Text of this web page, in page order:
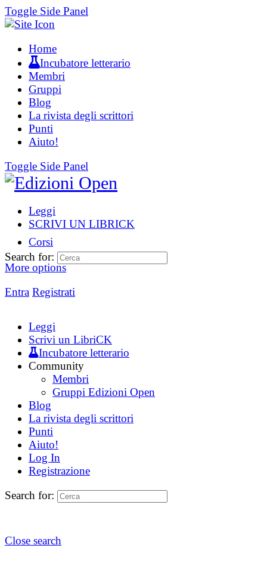
Toggle Side Panel
Home
Incubatore letterario
Membri
Gruppi
Blog
La rivista degli scrittori
Punti
Aiuto!
Toggle Side Panel
Leggi
SCRIVI UN LIBRICK
Corsi
More options
Entra Registrati
Search for:
Leggi
Scrivi un LibriCK
Incubatore letterario
Community
Membri
Gruppi Edizioni Open
Blog
La rivista degli scrittori
Punti
Aiuto!
Log In
Registrazione
Search for:
Close search